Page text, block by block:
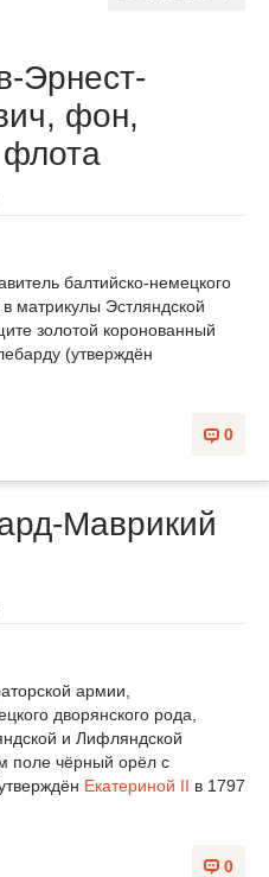
Эрнест-
фон,
балтийско-немецкого
матрикулы Эстляндской
золотой коронованный
(утверждён
0
Маврикий
армии,
дворянского рода,
и Лифляндской
поле чёрный орёл с
Екатериной II в 1797
0